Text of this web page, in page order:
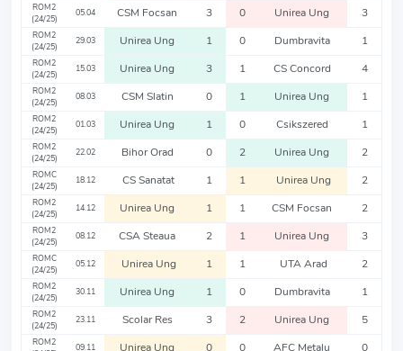
ROM2
(24/25)
05.04 CSM Focsan 3 0 Unirea Ung 3
ROM2
(24/25)
29.03 Unirea Ung 1 0 Dumbravita 1
ROM2
(24/25)
15.03 Unirea Ung 3 1 CS Concord 4
ROM2
(24/25)
08.03 CSM Slatin 0 1 Unirea Ung 1
ROM2
(24/25)
01.03 Unirea Ung 1 0 Csikszered 1
ROM2
(24/25)
22.02 Bihor Orad 0 2 Unirea Ung 2
ROMC
(24/25)
18.12 CS Sanatat 1 1 Unirea Ung 2
ROM2
(24/25)
14.12 Unirea Ung 1 1 CSM Focsan 2
ROM2
(24/25)
08.12 CSA Steaua 2 1 Unirea Ung 3
ROMC
(24/25)
05.12 Unirea Ung 1 1 UTA Arad 2
ROM2
(24/25)
30.11 Unirea Ung 1 0 Dumbravita 1
ROM2
(24/25)
23.11 Scolar Res 3 2 Unirea Ung 5
ROM2
09.11 Unirea Ung 0 0 AFC Metalu 0